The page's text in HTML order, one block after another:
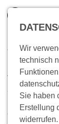
Wo bin ich?
Archiv
35
unser
von Artikeln
Wir
technisch
Sie haben
Erstellung
widerrufen.